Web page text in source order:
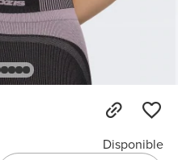
Disponible